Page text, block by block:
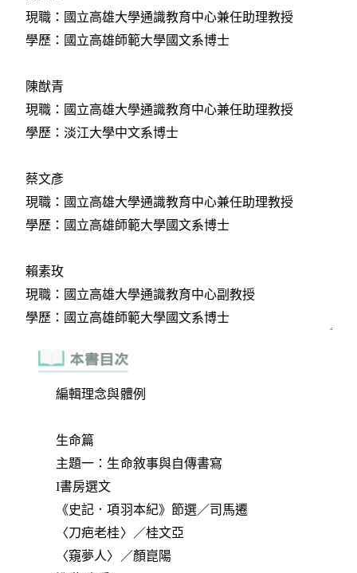
編輯理念與體例
生命篇
主題一：生命敘事與自傳書寫
I書房選文
《史記．項羽本紀》節選／司馬遷
〈刀疤老桂〉／桂文亞
〈窺夢人〉／顏崑陽